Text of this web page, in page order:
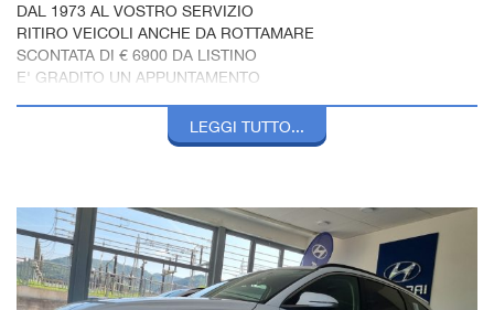
DAL 1973 AL VOSTRO SERVIZIO
RITIRO VEICOLI ANCHE DA ROTTAMARE
SCONTATA DI € 6900 DA LISTINO
E' GRADITO UN APPUNTAMENTO
*Le descrizioni relative alle vetture per quanto accurate possono
Possibilità di finanziamento personalizzato anche con anticipo
zero!!
LEGGI TUTTO...